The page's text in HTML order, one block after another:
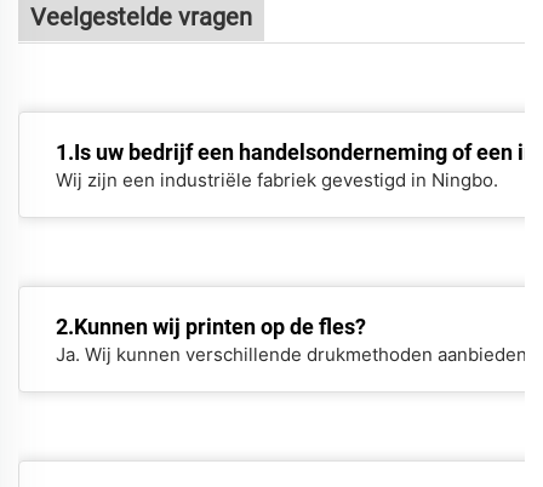
Veelgestelde vragen
1.Is uw bedrijf een handelsonderneming of een
Wij zijn een industriële fabriek gevestigd in Ningbo.
2.Kunnen wij printen op de fles?
Ja. Wij kunnen verschillende drukmethoden aanbieden.